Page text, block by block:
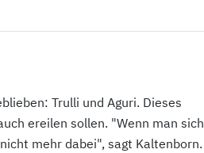
Trulli und Aguri. Dieses
ereilen sollen. "Wenn man sich
mehr dabei", sagt Kaltenborn.